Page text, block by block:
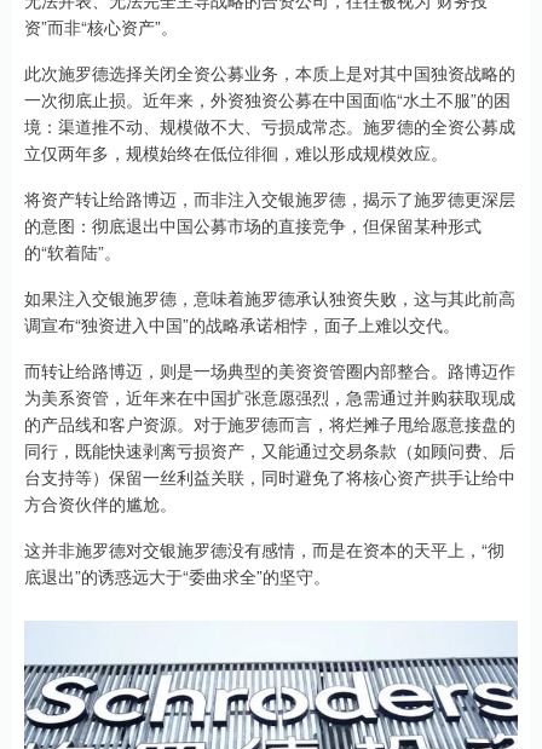
资”而非“核心资产”。
此次施罗德选择关闭全资公募业务，本质上是对其中国独资战略的
一次彻底止损。近年来，外资独资公募在中国面临“水土不服”的困
境：渠道推不动、规模做不大、亏损成常态。施罗德的全资公募成
立仅两年多，规模始终在低位徘徊，难以形成规模效应。
将资产转让给路博迈，而非注入交银施罗德，揭示了施罗德更深层
的意图：彻底退出中国公募市场的直接竞争，但保留某种形式
的“软着陆”。
如果注入交银施罗德，意味着施罗德承认独资失败，这与其此前高
调宣布“独资进入中国”的战略承诺相悖，面子上难以交代。
而转让给路博迈，则是一场典型的美资资管圈内部整合。路博迈作
为美系资管，近年来在中国扩张意愿强烈，急需通过并购获取现成
的产品线和客户资源。对于施罗德而言，将烂摊子甩给愿意接盘的
同行，既能快速剥离亏损资产，又能通过交易条款（如顾问费、后
台支持等）保留一丝利益关联，同时避免了将核心资产拱手让给中
方合资伙伴的尴尬。
这并非施罗德对交银施罗德没有感情，而是在资本的天平上，“彻
底退出”的诱惑远大于“委曲求全”的坚守。